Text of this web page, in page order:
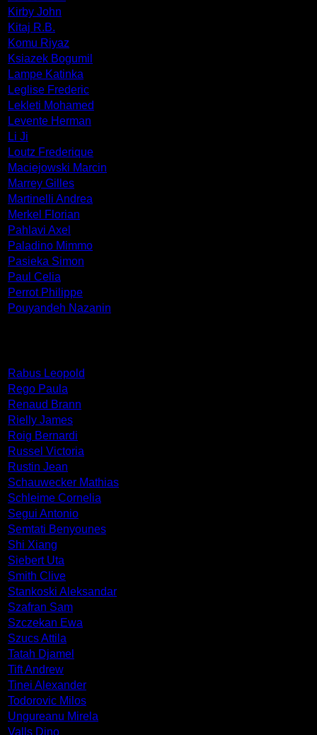
Kirby John
Kitaj R.B.
Komu Riyaz
Ksiazek Bogumil
Lampe Katinka
Leglise Frederic
Lekleti Mohamed
Levente Herman
Li Ji
Loutz Frederique
Maciejowski Marcin
Marrey Gilles
Martinelli Andrea
Merkel Florian
Pahlavi Axel
Paladino Mimmo
Pasieka Simon
Paul Celia
Perrot Philippe
Pouyandeh Nazanin
Rabus Leopold
Rego Paula
Renaud Brann
Rielly James
Roig Bernardi
Russel Victoria
Rustin Jean
Schauwecker Mathias
Schleime Cornelia
Segui Antonio
Semtati Benyounes
Shi Xiang
Siebert Uta
Smith Clive
Stankoski Aleksandar
Szafran Sam
Szczekan Ewa
Szucs Attila
Tatah Djamel
Tift Andrew
Tinei Alexander
Todorovic Milos
Ungureanu Mirela
Valls Dino